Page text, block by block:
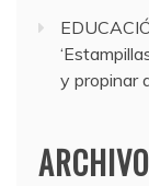
y propinar
ARCHIVO